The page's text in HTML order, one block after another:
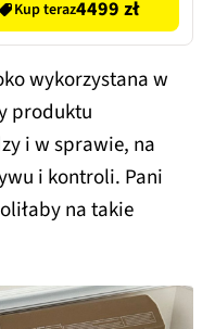
Kup teraz4499 zł
wykorzystana w
produktu
i w sprawie, na
i kontroli. Pani
na takie